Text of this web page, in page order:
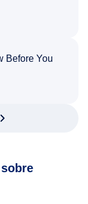
Before You